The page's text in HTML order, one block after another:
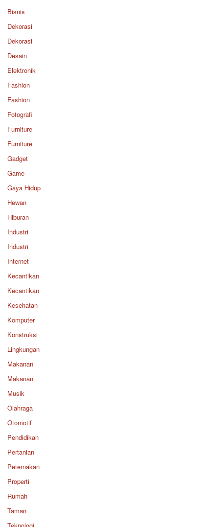
Bisnis
Dekorasi
Dekorasi
Desain
Elektronik
Fashion
Fashion
Fotografi
Furniture
Furniture
Gadget
Game
Gaya Hidup
Hewan
Hiburan
Industri
Industri
Internet
Kecantikan
Kecantikan
Kesehatan
Komputer
Konstruksi
Lingkungan
Makanan
Makanan
Musik
Olahraga
Otomotif
Pendidikan
Pertanian
Peternakan
Properti
Rumah
Taman